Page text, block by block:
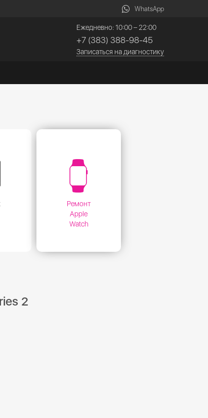
WhatsApp
Ежедневно: 10:00 – 22:00
+7 (383) 388-98-45
Записаться на диагностику
Ремонт
Apple
Watch
2